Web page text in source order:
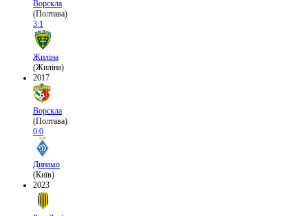
Ворскла
(Полтава)
3:1
Жиліна
(Жиліна)
2017
Ворскла
(Полтава)
0:0
Динамо
(Київ)
2023